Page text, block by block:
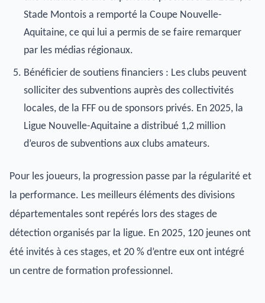
Stade Montois a remporté la Coupe Nouvelle-
Aquitaine, ce qui lui a permis de se faire remarquer
par les médias régionaux.
Bénéficier de soutiens financiers : Les clubs peuvent
solliciter des subventions auprès des collectivités
locales, de la FFF ou de sponsors privés. En 2025, la
Ligue Nouvelle-Aquitaine a distribué 1,2 million
d’euros de subventions aux clubs amateurs.
Pour les joueurs, la progression passe par la régularité et
la performance. Les meilleurs éléments des divisions
départementales sont repérés lors des stages de
détection organisés par la ligue. En 2025, 120 jeunes ont
été invités à ces stages, et 20 % d’entre eux ont intégré
un centre de formation professionnel.